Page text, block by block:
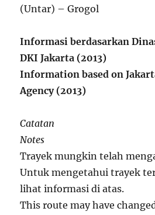
(Untar) – Grogol
Informasi berdasarkan
DKI Jakarta (2013)
Information based on
Agency (2013)
Catatan
Notes
Trayek mungkin telah
Untuk mengetahui trayek
lihat informasi di atas.
This route may have